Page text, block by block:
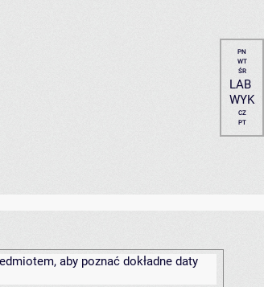
PN
WT
ŚR
LAB
WYK
CZ
PT
aby poznać dokładne daty